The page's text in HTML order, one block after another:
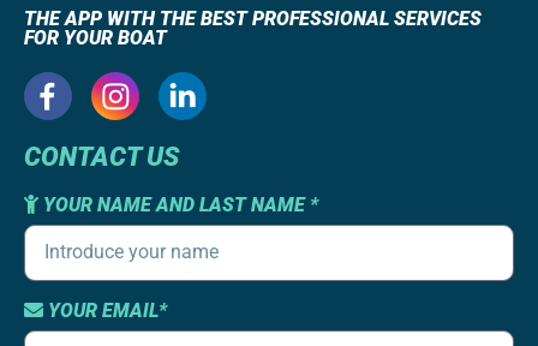
THE APP WITH THE BEST PROFESSIONAL SERVICES
FOR YOUR BOAT
CONTACT US
YOUR NAME AND LAST NAME *
YOUR EMAIL*